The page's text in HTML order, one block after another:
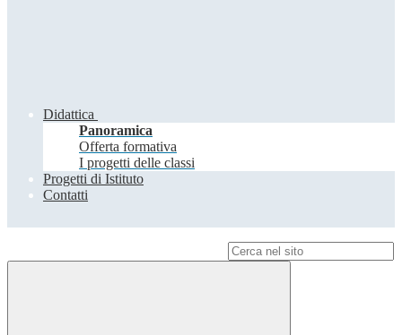
Didattica
Panoramica
Offerta formativa
I progetti delle classi
Progetti di Istituto
Contatti